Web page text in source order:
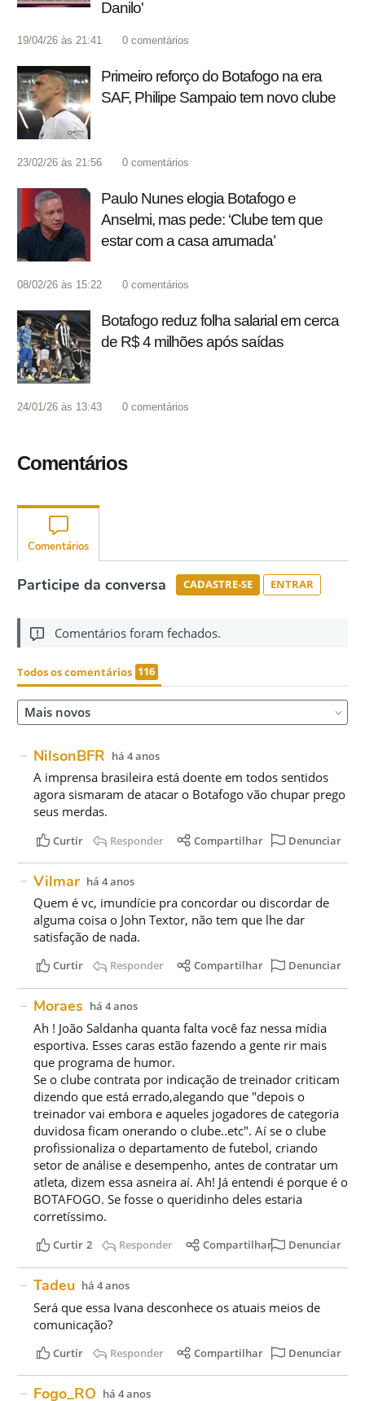
Danilo'
19/04/26 às 21:41 0 comentários
Primeiro reforço do Botafogo na era
SAF, Philipe Sampaio tem novo clube
23/02/26 às 21:56 0 comentários
Paulo Nunes elogia Botafogo e
Anselmi, mas pede: ‘Clube tem que
estar com a casa arrumada’
08/02/26 às 15:22 0 comentários
Botafogo reduz folha salarial em cerca
de R$ 4 milhões após saídas
24/01/26 às 13:43 0 comentários
Comentários